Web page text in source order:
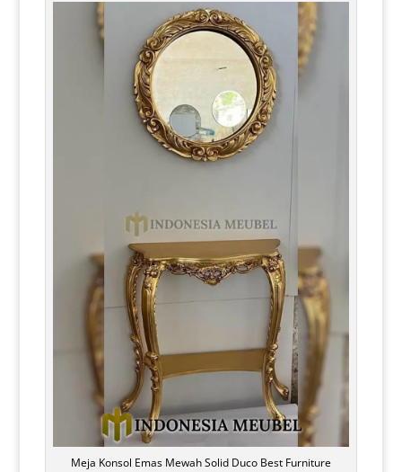
Meja Konsol Emas Mewah Solid Duco Best Furniture